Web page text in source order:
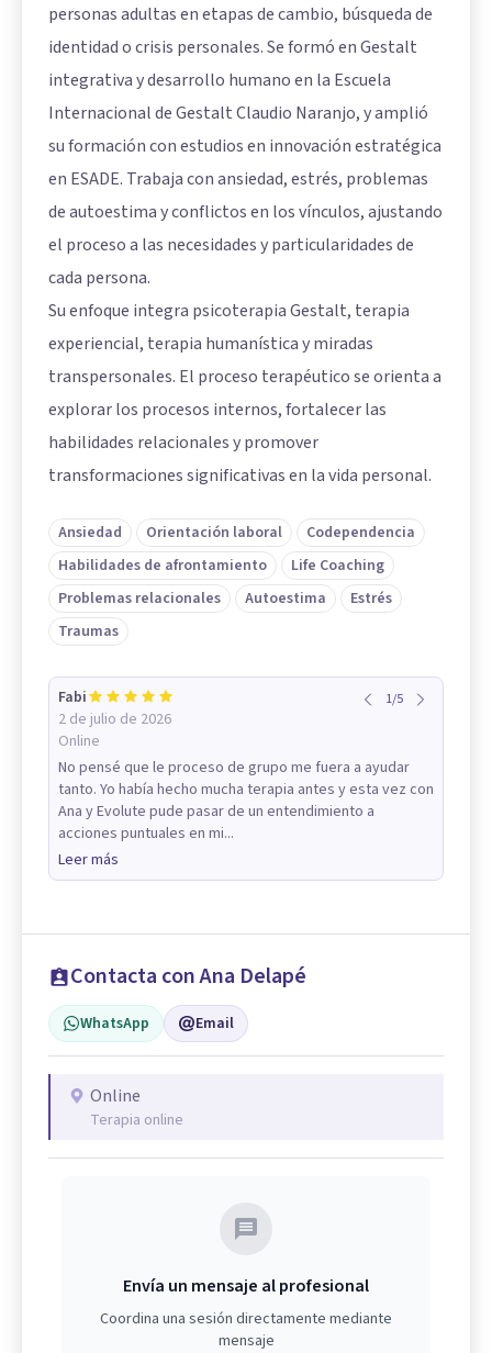
personas adultas en etapas de cambio, búsqueda de
identidad o crisis personales. Se formó en Gestalt
integrativa y desarrollo humano en la Escuela
Internacional de Gestalt Claudio Naranjo, y amplió
su formación con estudios en innovación estratégica
en ESADE. Trabaja con ansiedad, estrés, problemas
de autoestima y conflictos en los vínculos, ajustando
el proceso a las necesidades y particularidades de
cada persona.
Su enfoque integra psicoterapia Gestalt, terapia
experiencial, terapia humanística y miradas
transpersonales. El proceso terapéutico se orienta a
explorar los procesos internos, fortalecer las
habilidades relacionales y promover
transformaciones significativas en la vida personal.
Ansiedad Orientación laboral
Codependencia
Habilidades de afrontamiento
Life Coaching
Problemas relacionales
Autoestima
Estrés
Traumas
Fabi
2 de julio de 2026
Online
1/5
No pensé que le proceso de grupo me fuera a ayudar
tanto. Yo había hecho mucha terapia antes y esta vez con
Ana y Evolute pude pasar de un entendimiento a
acciones puntuales en mi...
Leer más
Contacta con Ana Delapé
WhatsApp Email
Online
Terapia online
Envía un mensaje al profesional
Coordina una sesión directamente mediante
mensaje